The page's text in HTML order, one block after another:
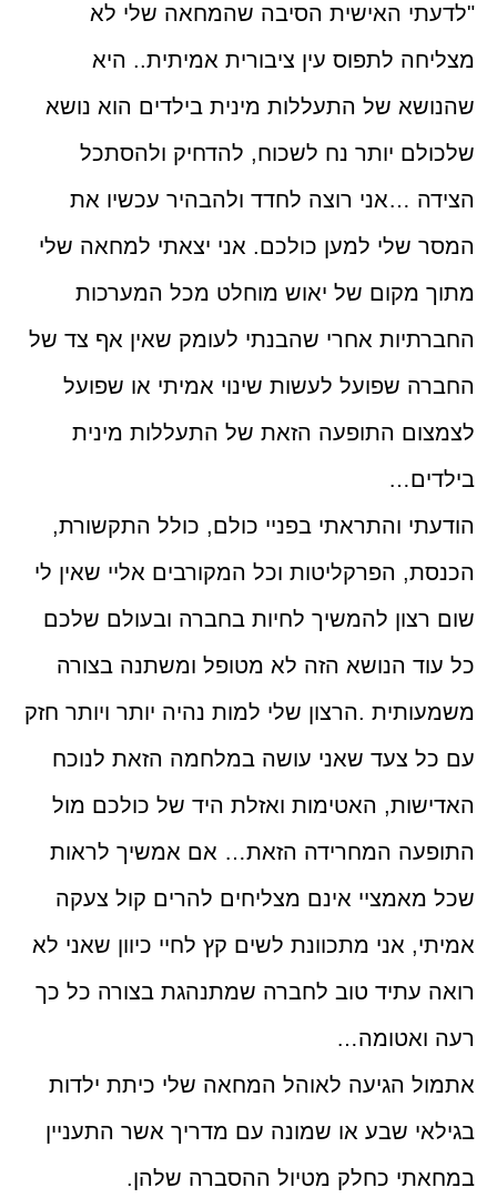
"לדעתי האישית הסיבה שהמחאה שלי לא
מצליחה לתפוס עין ציבורית אמיתית.. היא
שהנושא של התעללות מינית בילדים הוא נושא
שלכולם יותר נח לשכוח, להדחיק ולהסתכל
הצידה …אני רוצה לחדד ולהבהיר עכשיו את
המסר שלי למען כולכם. אני יצאתי למחאה שלי
מתוך מקום של יאוש מוחלט מכל המערכות
החברתיות אחרי שהבנתי לעומק שאין אף צד של
החברה שפועל לעשות שינוי אמיתי או שפועל
לצמצום התופעה הזאת של התעללות מינית
בילדים…
הודעתי והתראתי בפניי כולם, כולל התקשורת,
הכנסת, הפרקליטות וכל המקורבים אליי שאין לי
שום רצון להמשיך לחיות בחברה ובעולם שלכם
כל עוד הנושא הזה לא מטופל ומשתנה בצורה
משמעותית .הרצון שלי למות נהיה יותר ויותר חזק
עם כל צעד שאני עושה במלחמה הזאת לנוכח
האדישות, האטימות ואזלת היד של כולכם מול
התופעה המחרידה הזאת… אם אמשיך לראות
שכל מאמציי אינם מצליחים להרים קול צעקה
אמיתי, אני מתכוונת לשים קץ לחיי כיוון שאני לא
רואה עתיד טוב לחברה שמתנהגת בצורה כל כך
רעה ואטומה…
אתמול הגיעה לאוהל המחאה שלי כיתת ילדות
בגילאי שבע או שמונה עם מדריך אשר התעניין
במחאתי כחלק מטיול ההסברה שלהן.